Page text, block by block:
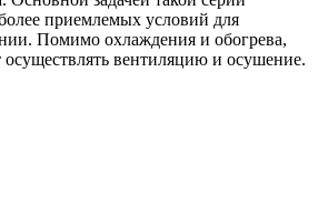
приемлемых условий для
Помимо охлаждения и обогрева,
вентиляцию и осушение.